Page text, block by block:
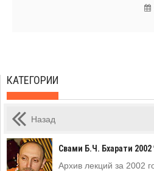
КАТЕГОРИИ
Назад
Свами Б.Ч. Бхарати 2002
Архив лекций за 2002